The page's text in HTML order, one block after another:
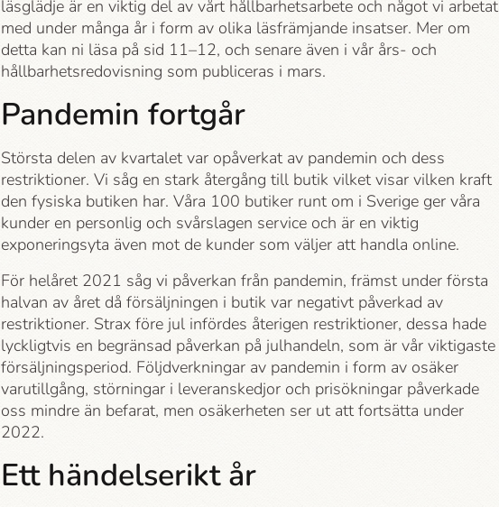
läsglädje är en viktig del av vårt hållbarhets­arbete och något vi arbetat
med under många år i form av olika läsfrämjande insatser. Mer om
detta kan ni läsa på sid 11–12, och senare även i vår års- och
hållbarhets­redovisning som publiceras i mars.
Pandemin fortgår
Största delen av kvartalet var opåverkat av pandemin och dess
restriktioner. Vi såg en stark återgång till butik vilket visar vilken kraft
den fysiska butiken har. Våra 100 butiker runt om i Sverige ger våra
kunder en personlig och svårslagen service och är en viktig
exponeringsyta även mot de kunder som väljer att handla online.
För helåret 2021 såg vi påverkan från pandemin, främst under första
halvan av året då försäljningen i butik var negativt påverkad av
restriktioner. Strax före jul infördes återigen restriktioner, dessa hade
lyckligtvis en begränsad påverkan på julhandeln, som är vår viktigaste
försäljningsperiod. Följdverkningar av pandemin i form av osäker
varutillgång, störningar i leveranskedjor och prisökningar påverkade
oss mindre än befarat, men osäkerheten ser ut att fortsätta under
2022.
Ett händelserikt år